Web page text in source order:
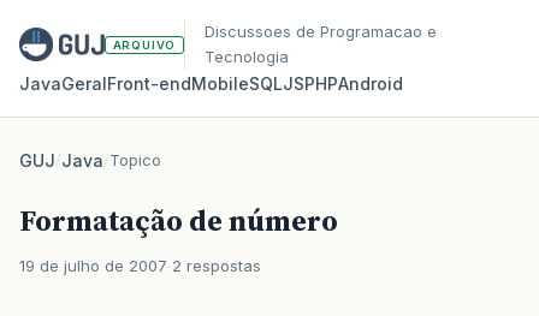
ARQUIVO
Discussoes de Programacao e
Tecnologia
JavaGeralFront‑endMobileSQLJSPHPAndroid
GUJ/Java/Topico
Formatação de número
19 de julho de 2007 2 respostas